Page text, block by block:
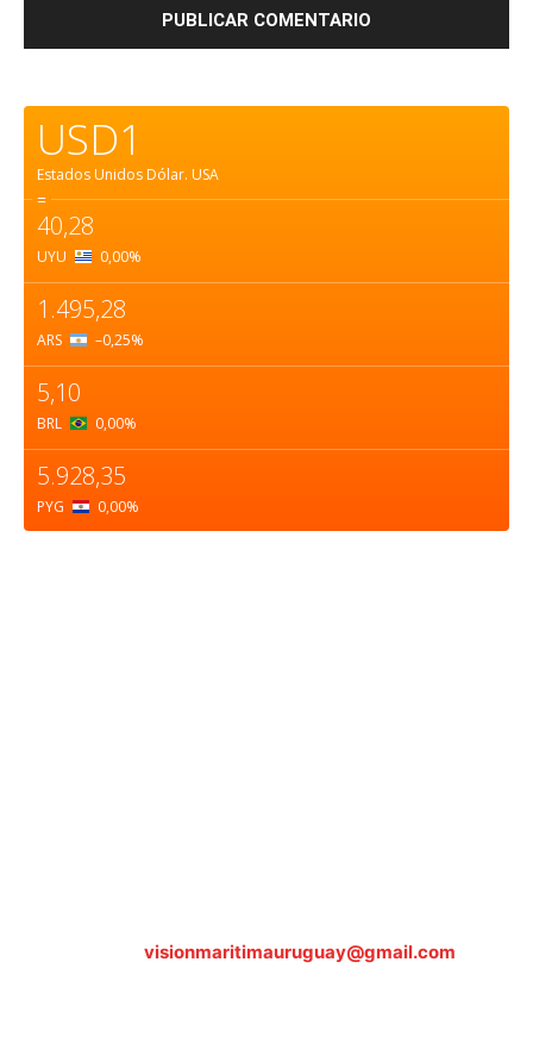
USD1
Estados Unidos Dólar. USA
=
40,28
UYU 0,00%
1.495,28
ARS –0,25%
5,10
BRL 0,00%
5.928,35
PYG 0,00%
visionmaritimauruguay@gmail.com